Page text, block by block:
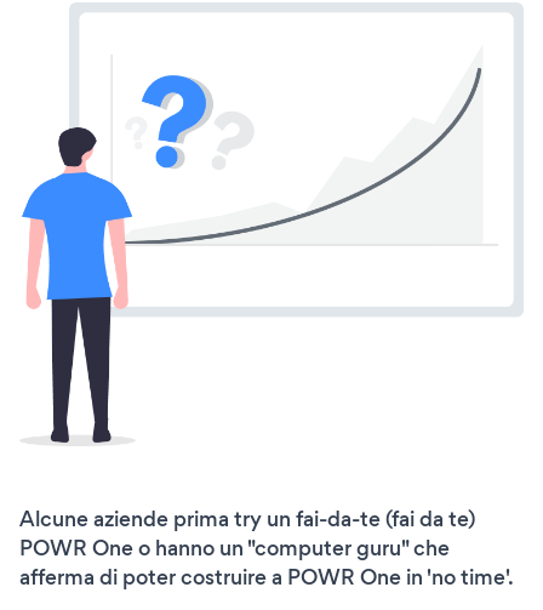
Alcune aziende prima try un fai-da-te (fai da te)
POWR One o hanno un "computer guru" che
afferma di poter costruire a POWR One in 'no time'.